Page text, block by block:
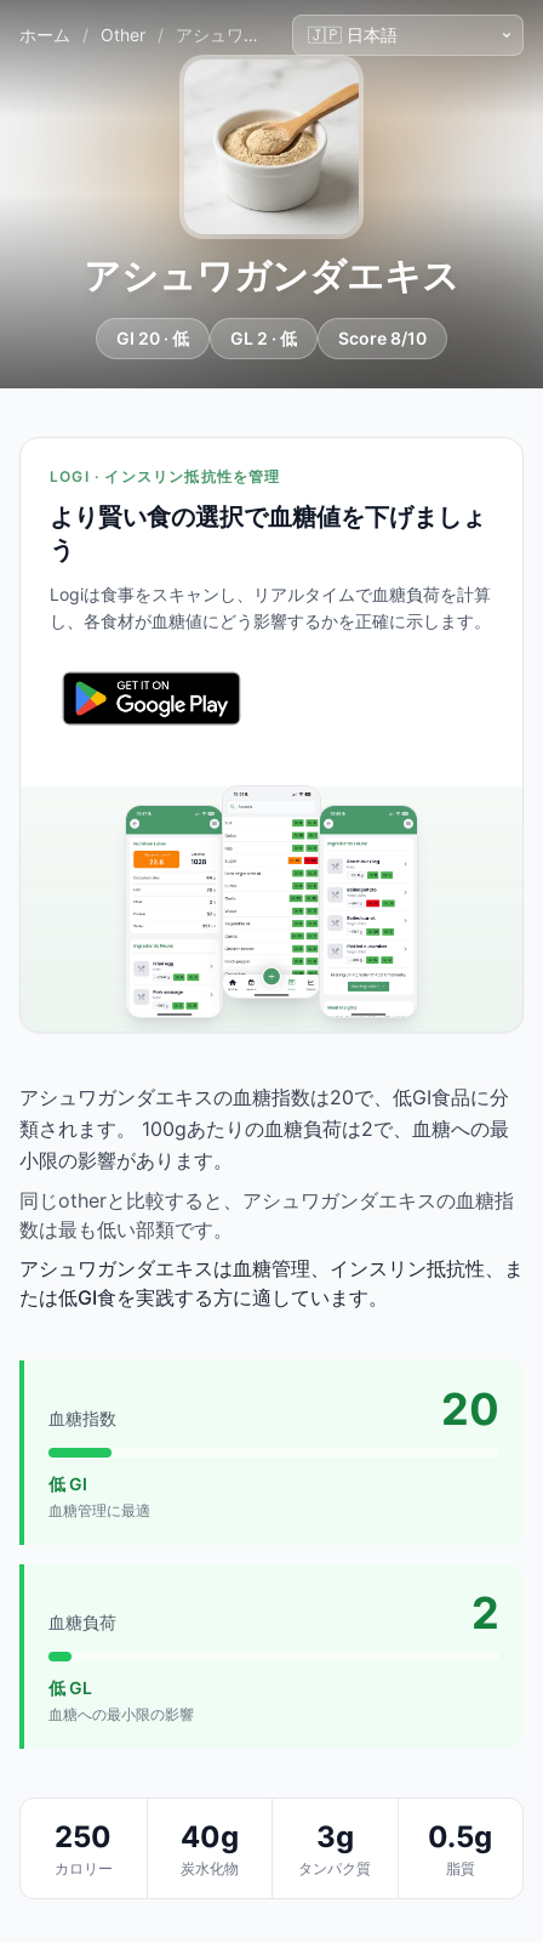
ホーム / Other / アシュワガンダエキス
アシュワガンダエキス
GI 20 · 低 GL 2 · 低 Score 8/10
LOGI · インスリン抵抗性を管理
より賢い食の選択で血糖値を下げましょ
う
Logiは食事をスキャンし、リアルタイムで血糖負荷を計算
し、各食材が血糖値にどう影響するかを正確に示します。
アシュワガンダエキスの血糖指数は20で、低GI食品に分
類されます。 100gあたりの血糖負荷は2で、血糖への最
小限の影響があります。
同じotherと比較すると、アシュワガンダエキスの血糖指
数は最も低い部類です。
アシュワガンダエキスは血糖管理、インスリン抵抗性、ま
たは低GI食を実践する方に適しています。
血糖指数 20
低 GI
血糖管理に最適
血糖負荷 2
低 GL
血糖への最小限の影響
250
カロリー
40g
炭水化物
3g
タンパク質
0.5g
脂質